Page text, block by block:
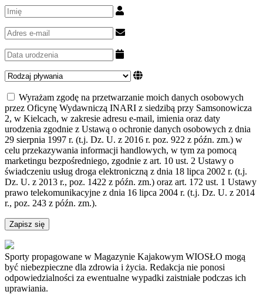
Wyrażam zgodę na przetwarzanie moich danych osobowych
przez Oficynę Wydawniczą INARI z siedzibą przy Samsonowicza
2, w Kielcach, w zakresie adresu e-mail, imienia oraz daty
urodzenia zgodnie z Ustawą o ochronie danych osobowych z dnia
29 sierpnia 1997 r. (t.j. Dz. U. z 2016 r. poz. 922 z późn. zm.) w
celu przekazywania informacji handlowych, w tym za pomocą
marketingu bezpośredniego, zgodnie z art. 10 ust. 2 Ustawy o
świadczeniu usług droga elektroniczną z dnia 18 lipca 2002 r. (t.j.
Dz. U. z 2013 r., poz. 1422 z późn. zm.) oraz art. 172 ust. 1 Ustawy
prawo telekomunikacyjne z dnia 16 lipca 2004 r. (t.j. Dz. U. z 2014
r., poz. 243 z późn. zm.).
Zapisz się
Sporty propagowane w Magazynie Kajakowym WIOSŁO mogą
być niebezpieczne dla zdrowia i życia. Redakcja nie ponosi
odpowiedzialności za ewentualne wypadki zaistniałe podczas ich
uprawiania.